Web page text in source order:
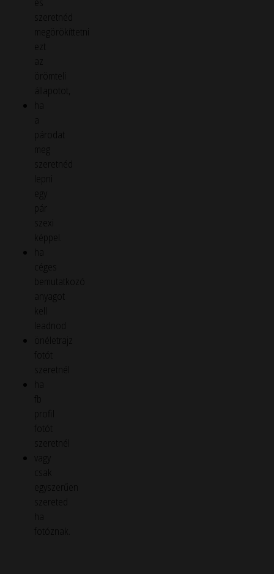
szeretnéd
megörökíttetni
ezt
az
örömteli
állapotot,
ha
párodat
meg
szeretnéd
lepni
egy
pár
szexi
képpel.
ha
céges
bemutatkozó
anyagot
leadnod
önéletrajz
fotót
szeretnél
ha
fb
profil
fotót
szeretnél
vagy
egyszerűen
szereted
ha
fotóznak.